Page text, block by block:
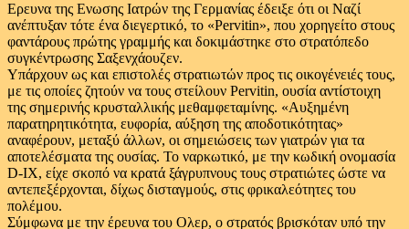
Ερευνα της Ενωσης Ιατρών της Γερμανίας έδειξε ότι οι Ναζί
ανέπτυξαν τότε ένα διεγερτικό, το «Pervitin», που χορηγείτο στους
φαντάρους πρώτης γραμμής και δοκιμάστηκε στο στρατόπεδο
συγκέντρωσης Σαξενχάουζεν.
Υπάρχουν ως και επιστολές στρατιωτών προς τις οικογένειές τους,
με τις οποίες ζητούν να τους στείλουν Pervitin, ουσία αντίστοιχη
της σημερινής κρυσταλλικής μεθαμφεταμίνης. «Αυξημένη
παρατηρητικότητα, ευφορία, αύξηση της αποδοτικότητας»
αναφέρουν, μεταξύ άλλων, οι σημειώσεις των γιατρών για τα
αποτελέσματα της ουσίας. Το ναρκωτικό, με την κωδική ονομασία
D-IX, είχε σκοπό να κρατά ξάγρυπνους τους στρατιώτες ώστε να
αντεπεξέρχονται, δίχως δισταγμούς, στις φρικαλεότητες του
πολέμου.
Σύμφωνα με την έρευνα του Ολερ, ο στρατός βρισκόταν υπό την